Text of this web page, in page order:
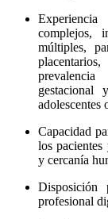
complejos,
múltiples,
gestacional
adolescentes
Capacidad
los
y cercanía
profesional